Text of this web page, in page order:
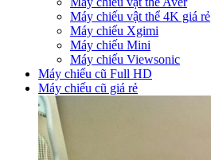
Máy chiếu vật thể 4K giá rẻ
Máy chiếu Xgimi
Máy chiếu Mini
Máy chiếu Viewsonic
Máy chiếu cũ Full HD
Máy chiếu cũ giá rẻ